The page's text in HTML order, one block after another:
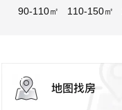
90-110㎡
110-150㎡